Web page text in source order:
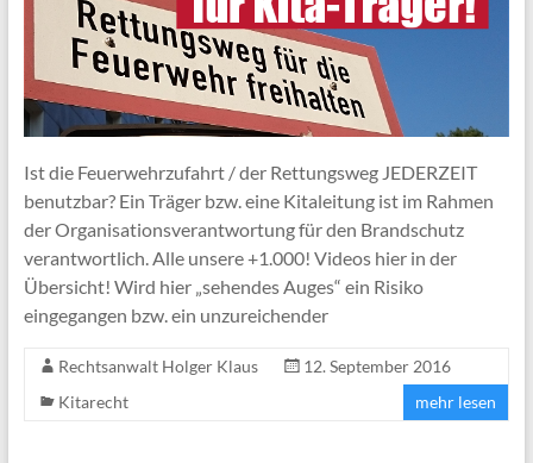
Ist die Feuerwehrzufahrt / der Rettungsweg JEDERZEIT
benutzbar? Ein Träger bzw. eine Kitaleitung ist im Rahmen
der Organisationsverantwortung für den Brandschutz
verantwortlich. Alle unsere +1.000! Videos hier in der
Übersicht! Wird hier „sehendes Auges“ ein Risiko
eingegangen bzw. ein unzureichender
Rechtsanwalt Holger Klaus
12. September 2016
Kitarecht
mehr lesen